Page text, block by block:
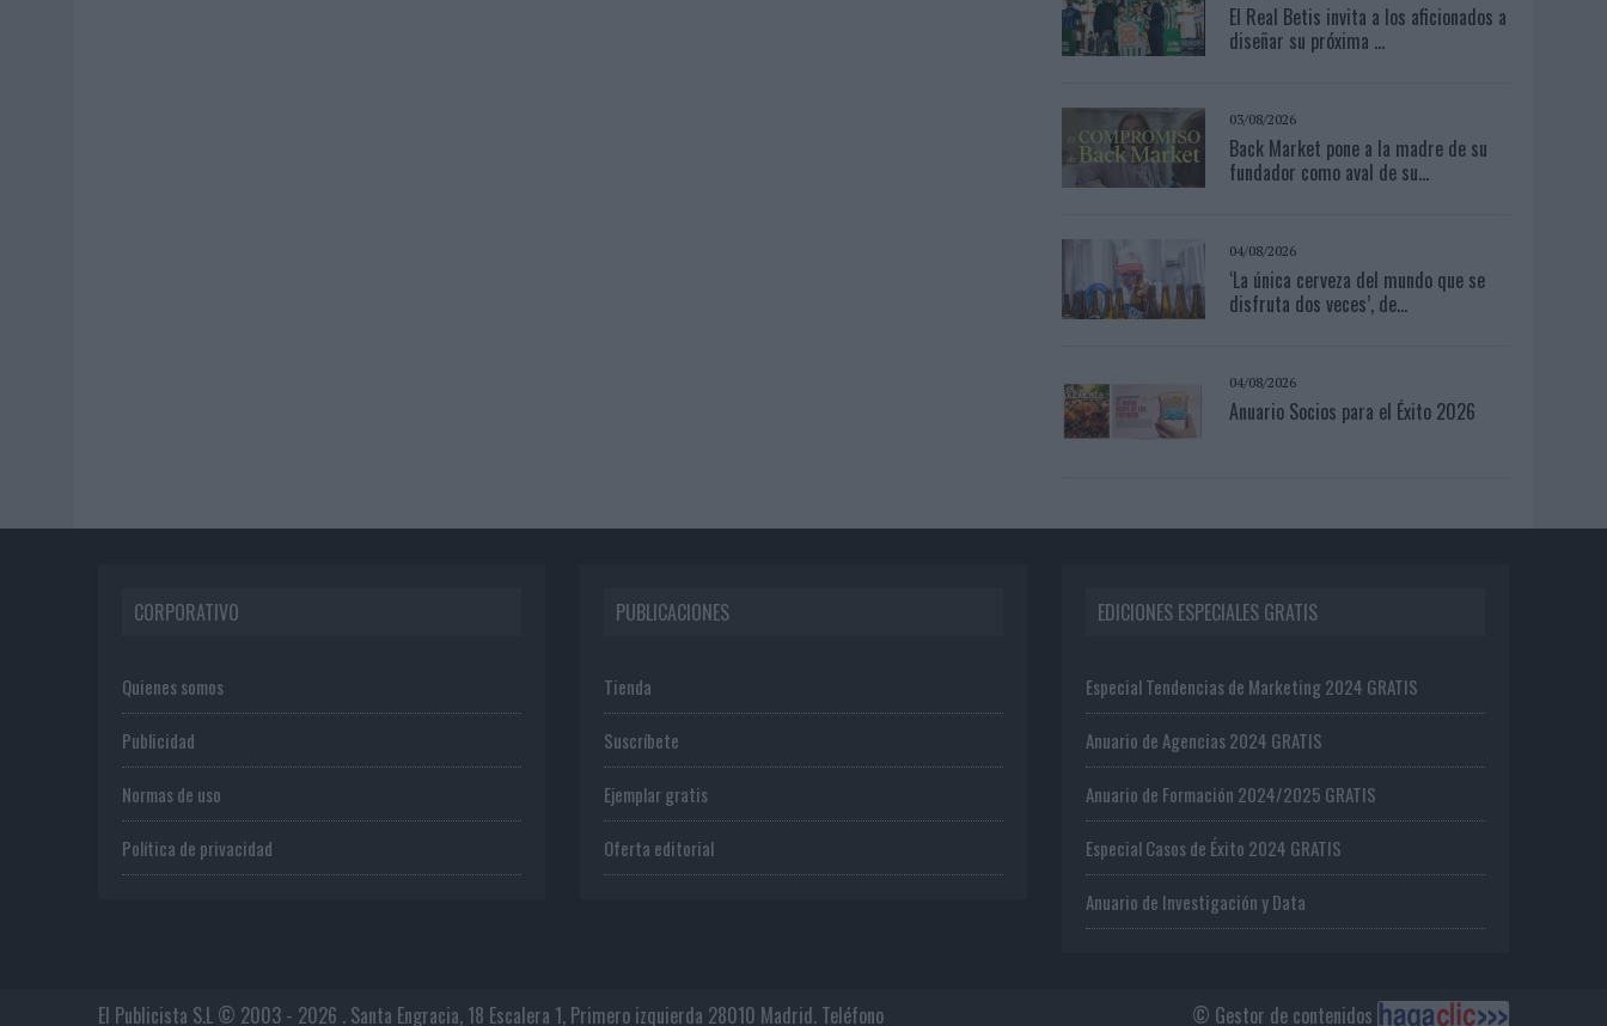
El Real Betis invita a los aficionados a
diseñar su próxima ...
03/08/2026
Back Market pone a la madre de su
fundador como aval de su...
04/08/2026
‘La única cerveza del mundo que se
disfruta dos veces’, de...
04/08/2026
Anuario Socios para el Éxito 2026
CORPORATIVO
Quienes somos
Publicidad
Normas de uso
Política de privacidad
PUBLICACIONES
Tienda
Suscríbete
Ejemplar gratis
Oferta editorial
EDICIONES ESPECIALES GRATIS
Especial Tendencias de Marketing 2024 GRATIS
Anuario de Agencias 2024 GRATIS
Anuario de Formación 2024/2025 GRATIS
Especial Casos de Éxito 2024 GRATIS
Anuario de Investigación y Data
© Gestor de contenidos
El Publicista S.L © 2003 - 2026 . Santa Engracia, 18 Escalera 1, Primero izquierda 28010 Madrid. Teléfono